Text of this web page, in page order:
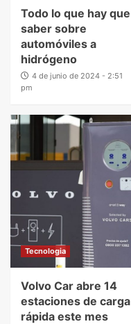
Todo lo que hay que
saber sobre
automóviles a
hidrógeno
4 de junio de 2024 - 2:51
pm
Tecnologia
Volvo Car abre 14
estaciones de carga
rápida este mes